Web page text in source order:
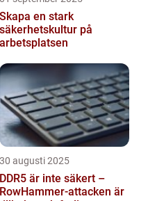
Skapa en stark
säkerhetskultur på
arbetsplatsen
30 augusti 2025
DDR5 är inte säkert –
RowHammer-attacken är